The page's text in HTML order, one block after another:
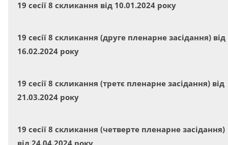
19 сесії 8 скликання від 10.01.2024 року
19 сесії 8 скликання (друге пленарне засідання) від
16.02.2024 року
19 сесії 8 скликання (третє пленарне засідання) від
21.03.2024 року
19 сесії 8 скликання (четверте пленарне засідання)
від 24.04.2024 року